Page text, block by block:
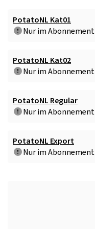
PotatoNL Kat01
Nur im Abonnement
PotatoNL Kat02
Nur im Abonnement
PotatoNL Regular
Nur im Abonnement
PotatoNL Export
Nur im Abonnement